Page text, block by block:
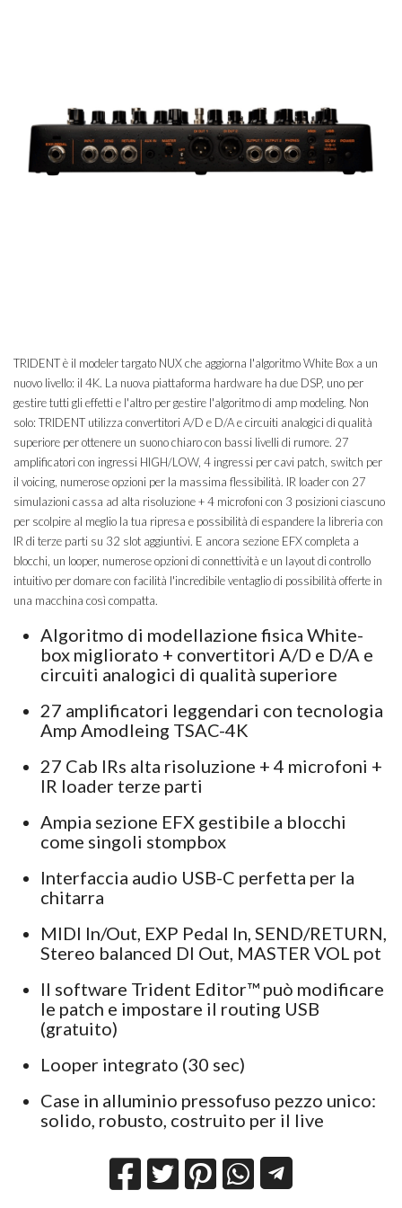
TRIDENT è il modeler targato NUX che aggiorna l'algoritmo White Box a un
nuovo livello: il 4K. La nuova piattaforma hardware ha due DSP, uno per
gestire tutti gli effetti e l'altro per gestire l'algoritmo di amp modeling. Non
solo: TRIDENT utilizza convertitori A/D e D/A e circuiti analogici di qualità
superiore per ottenere un suono chiaro con bassi livelli di rumore. 27
amplificatori con ingressi HIGH/LOW, 4 ingressi per cavi patch, switch per
il voicing, numerose opzioni per la massima flessibilità. IR loader con 27
simulazioni cassa ad alta risoluzione + 4 microfoni con 3 posizioni ciascuno
per scolpire al meglio la tua ripresa e possibilità di espandere la libreria con
IR di terze parti su 32 slot aggiuntivi. E ancora sezione EFX completa a
blocchi, un looper, numerose opzioni di connettività e un layout di controllo
intuitivo per domare con facilità l'incredibile ventaglio di possibilità offerte in
una macchina così compatta.
Algoritmo di modellazione fisica White-
box migliorato + convertitori A/D e D/A e
circuiti analogici di qualità superiore
27 amplificatori leggendari con tecnologia
Amp Amodleing TSAC-4K
27 Cab IRs alta risoluzione + 4 microfoni +
IR loader terze parti
Ampia sezione EFX gestibile a blocchi
come singoli stompbox
Interfaccia audio USB-C perfetta per la
chitarra
MIDI In/Out, EXP Pedal In, SEND/RETURN,
Stereo balanced DI Out, MASTER VOL pot
Il software Trident Editor™ può modificare
le patch e impostare il routing USB
(gratuito)
Looper integrato (30 sec)
Case in alluminio pressofuso pezzo unico:
solido, robusto, costruito per il live